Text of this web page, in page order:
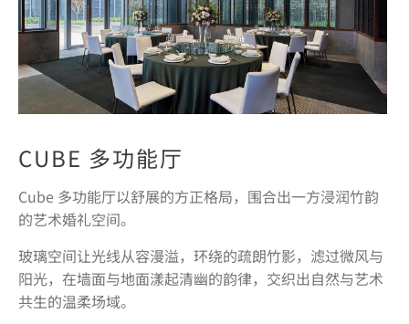
CUBE 多功能厅
Cube 多功能厅以舒展的方正格局，围合出一方浸润竹韵
的艺术婚礼空间。
玻璃空间让光线从容漫溢，环绕的疏朗竹影，滤过微风与
阳光，在墙面与地面漾起清幽的韵律，交织出自然与艺术
共生的温柔场域。